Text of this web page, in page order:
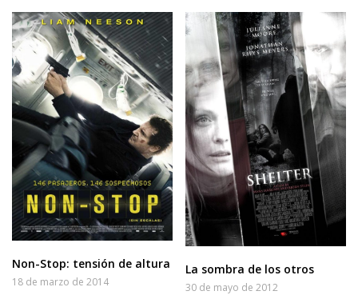
Non-Stop: tensión de altura
18 de marzo de 2014
La sombra de los otros
30 de mayo de 2012